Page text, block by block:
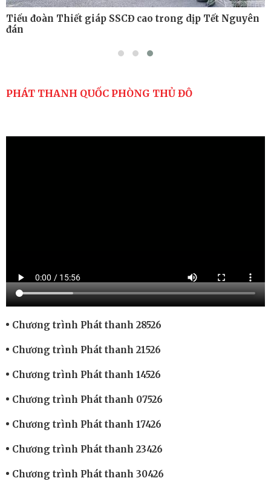
Tiểu đoàn Thiết giáp SSCĐ cao trong dịp Tết Nguyên
đán
PHÁT THANH QUỐC PHÒNG THỦ ĐÔ
Chương trình Phát thanh 28526
Chương trình Phát thanh 21526
Chương trình Phát thanh 14526
Chương trình Phát thanh 07526
Chương trình Phát thanh 17426
Chương trình Phát thanh 23426
Chương trình Phát thanh 30426